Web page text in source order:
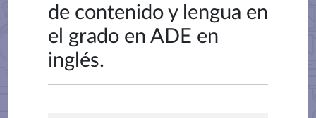
de contenido y lengua en
el grado en ADE en
inglés.